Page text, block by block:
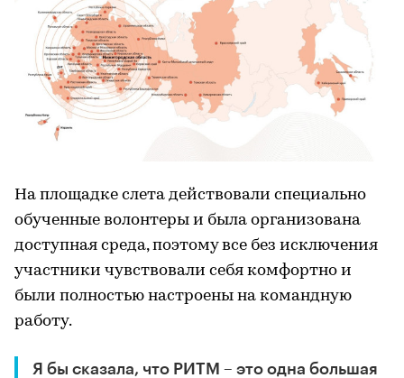
На площадке слета действовали специально
обученные волонтеры и была организована
доступная среда, поэтому все без исключения
участники чувствовали себя комфортно и
были полностью настроены на командную
работу.
Я бы сказала, что РИТМ – это одна большая